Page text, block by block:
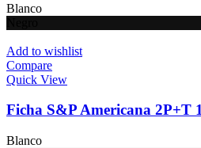
Blanco
Add to wishlist
Compare
Quick View
Ficha S&P Americana 2P+T
Blanco